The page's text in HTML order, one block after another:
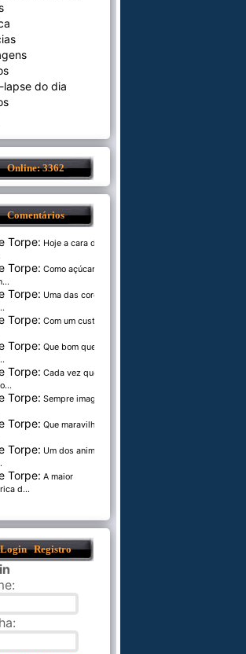
lapse do dia
Online: 3362
Comentários
Torpe: Hoje a cara de
Torpe: Como açúcar é
Torpe: Uma das cores
Torpe: Com um custo de
Torpe: Que bom que a
Torpe: Cada vez que
Torpe: Sempre imaginei
Torpe: Que maravilha de
Torpe: Um dos animais
Torpe: A maior
d...
Login Registro
:
: